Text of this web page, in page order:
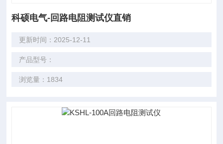
科硕电气-回路电阻测试仪直销
更新时间：2025-12-11
产品型号：
浏览量：1834